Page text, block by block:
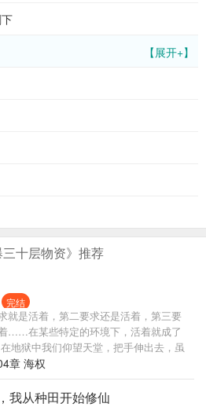
【展开+】
三十层物资》推荐
完结
就是活着，第二要求还是活着，第三要
……在某些特定的环境下，活着就成了
地狱中我们仰望天堂，把手伸出去，虽
天堂，却能让我们距离天堂更近一些。
，在地狱里感恩，在地狱里相爱，在地
们流着眼泪相互簇拥而后将匕首刺进对
章 海权
我从种田开始修仙